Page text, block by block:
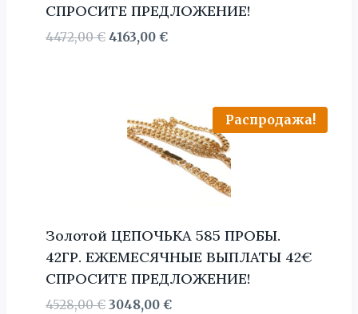
СПРОСИТЕ ПРЕДЛОЖЕНИЕ!
4472,00€ Первоначальная
4163,00 €Текущая
Распродажа!
Золотой ЦЕПОЧЬКА 585 ПРОБЫ.
42ГР. ЕЖЕМЕСЯЧНЫЕ ВЫПЛАТЫ 42€
СПРОСИТЕ ПРЕДЛОЖЕНИЕ!
4528,00€ Первоначальная
3048,00 €Текущая